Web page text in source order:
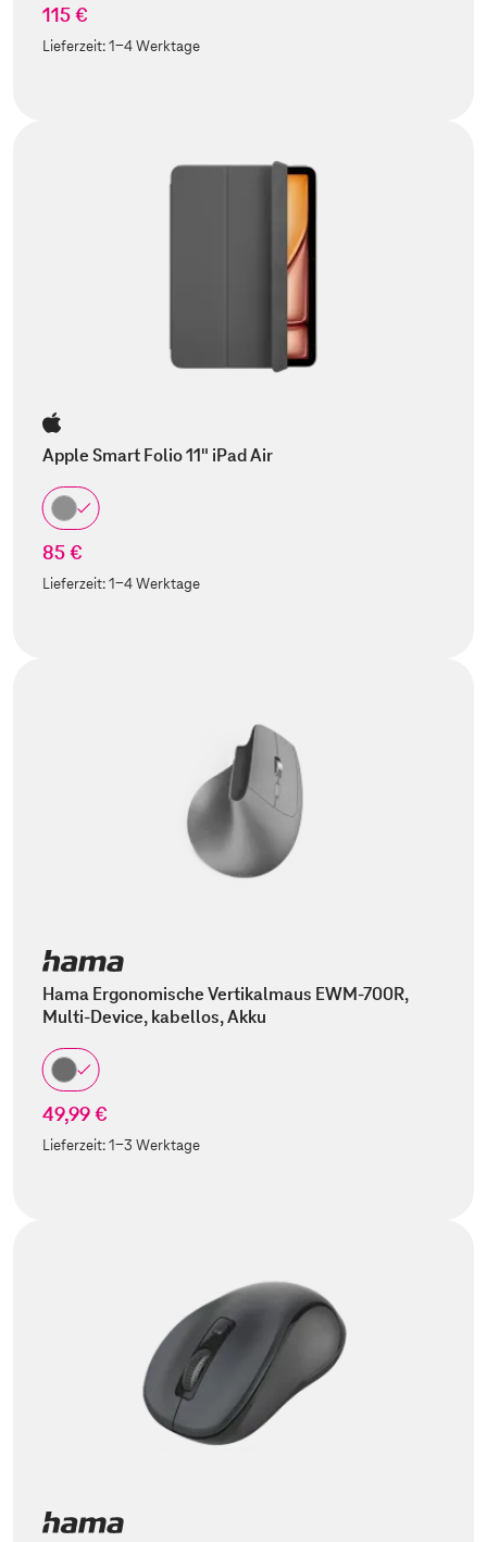
115 €
Lieferzeit:1-4 Werktage
Apple Smart Folio 11" iPad Air
85 €
Lieferzeit:1-4 Werktage
Hama Ergonomische Vertikalmaus EWM-700R,
Multi-Device, kabellos, Akku
49,99 €
Lieferzeit:1-3 Werktage